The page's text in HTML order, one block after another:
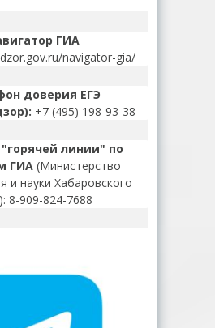
ГИА
navigator-gia/
доверия ЕГЭ
+7 (495) 198-93-38
линии" по
ГИА(Министерство
и науки Хабаровского
8-909-824-7688